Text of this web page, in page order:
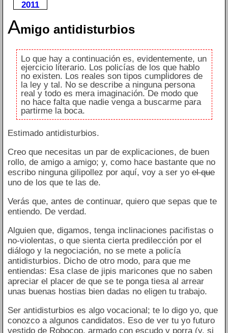
2011
Amigo antidisturbios
Lo que hay a continuación es, evidentemente, un
ejercicio literario. Los policías de los que hablo
no existen. Los reales son tipos cumplidores de
la ley y tal. No se describe a ninguna persona
real y todo es mera imaginación. De modo que
no hace falta que nadie venga a buscarme para
partirme la boca.
Estimado antidisturbios.
Creo que necesitas un par de explicaciones, de buen
rollo, de amigo a amigo; y, como hace bastante que no
escribo ninguna gilipollez por aquí, voy a ser yoel que
uno de los que te las de.
Verás que, antes de continuar, quiero que sepas que te
entiendo. De verdad.
Alguien que, digamos, tenga inclinaciones pacifistas o
no-violentas, o que sienta cierta predilección por el
diálogo y la negociación, no se mete a policía
antidisturbios. Dicho de otro modo, para que me
entiendas: Esa clase de jipis maricones que no saben
apreciar el placer de que se te ponga tiesa al arrear
unas buenas hostias bien dadas no eligen tu trabajo.
Ser antidisturbios es algo vocacional; te lo digo yo, que
conozco a algunos candidatos. Eso de ver tu yo futuro
vestido de Robocop, armado con escudo y porra (y, si